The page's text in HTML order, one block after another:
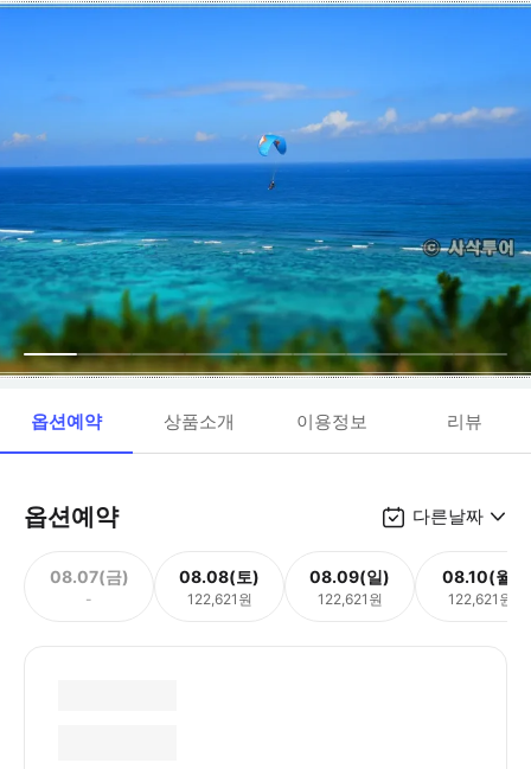
옵션예약 상품소개 이용정보 리뷰
옵션예약 다른날짜
08.07(금)
-
08.08(토)
122,621원
08.09(일)
122,621원
08.10(월)
122,621원